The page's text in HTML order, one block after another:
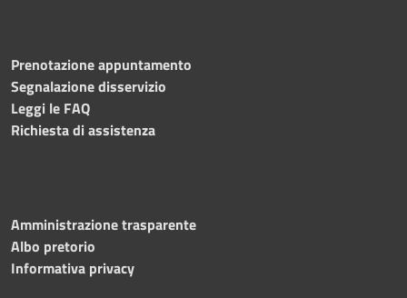
Prenotazione appuntamento
Segnalazione disservizio
Leggi le FAQ
Richiesta di assistenza
Amministrazione trasparente
Albo pretorio
Informativa privacy